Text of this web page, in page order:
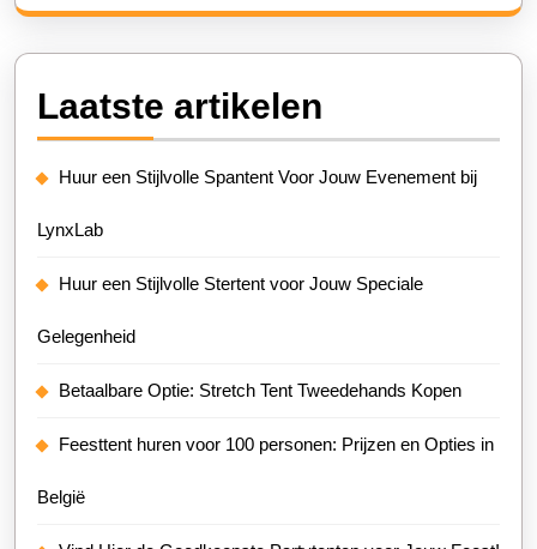
Laatste artikelen
Huur een Stijlvolle Spantent Voor Jouw Evenement bij
LynxLab
Huur een Stijlvolle Stertent voor Jouw Speciale
Gelegenheid
Betaalbare Optie: Stretch Tent Tweedehands Kopen
Feesttent huren voor 100 personen: Prijzen en Opties in
België